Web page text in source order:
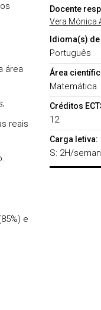
área
reais
e
Docente
Vera Mónica
Idioma(s)
Português
Área
Matemática
Créditos
12
Carga letiva:
S: 2H/